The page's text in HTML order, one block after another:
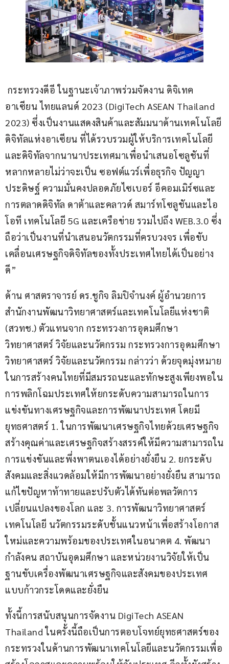
กระทรวงดีอี ในฐานะเจ้าภาพร่วมจัดงาน ดิจิเทค
อาเซียน ไทยแลนด์ 2023 (DigiTech ASEAN Thailand
2023) ซึ่งเป็นงานแสดงสินค้าและสัมมนาด้านเทคโนโลยี
ดิจิทัลแห่งอาเซียน ที่ได้รวบรวมผู้ให้บริการเทคโนโลยี
และดิจิทัลจากนานาประเทศมาเพื่อนำเสนอโซลูชันที่
หลากหลายไม่ว่าจะเป็น ซอฟต์แวร์เพื่อธุรกิจ ปัญญา
ประดิษฐ์ ความมั่นคงปลอดภัยไซเบอร์ อีคอมเมิร์ซและ
การตลาดดิจิทัล ดาต้าและคลาวด์ สมาร์ทโซลูชันและไอ
โอที เทคโนโลยี 5G และเครือข่าย รวมไปถึง WEB.3.0 ซึ่ง
ถือว่าเป็นงานที่นำเสนอนวัตกรรมที่ครบวงจร เพื่อขับ
เคลื่อนเศรษฐกิจดิจิทัลของทั้งประเทศไทยได้เป็นอย่าง
ดี”
ด้าน ศาสตราจารย์ ดร.ชูกิจ ลิมปิจำนงค์ ผู้อำนวยการ
สำนักงานพัฒนาวิทยาศาสตร์และเทคโนโลยีแห่งชาติ
(สวทช.) ตัวแทนจาก กระทรวงการอุดมศึกษา
วิทยาศาสตร์ วิจัยและนวัตกรรม กระทรวงการอุดมศึกษา
วิทยาศาสตร์ วิจัยและนวัตกรรม กล่าวว่า ด้วยจุดมุ่งหมาย
ในการสร้างคนไทยที่มีสมรรถนะและทักษะสูงเพียงพอใน
การพลิกโฉมประเทศให้ยกระดับความสามารถในการ
แข่งขันทางเศรษฐกิจและการพัฒนาประเทศ โดยมี
ยุทธศาสตร์ 1. ในการพัฒนาเศรษฐกิจไทยด้วยเศรษฐกิจ
สร้างคุณค่าและเศรษฐกิจสร้างสรรค์ให้มีความสามารถใน
การแข่งขันและพึ่งพาตนเองได้อย่างยั่งยืน 2. ยกระดับ
สังคมและสิ่งแวดล้อมให้มีการพัฒนาอย่างยั่งยืน สามารถ
แก้ไขปัญหาท้าทายและปรับตัวได้ทันต่อพลวัตการ
เปลี่ยนแปลงของโลก และ 3. การพัฒนาวิทยาศาสตร์
เทคโนโลยี นวัตกรรมระดับชั้นแนวหน้าเพื่อสร้างโอกาส
ใหม่และความพร้อมของประเทศในอนาคต 4. พัฒนา
กำลังคน สถาบันอุดมศึกษา และหน่วยงานวิจัยให้เป็น
ฐานขับเครื่องพัฒนาเศรษฐกิจและสังคมของประเทศ
แบบก้าวกระโดดและยั่งยืน
ทั้งนี้การสนับสนุนการจัดงาน DigiTech ASEAN
Thailand ในครั้งนี้ถือเป็นการตอบโจทย์ยุทธศาสตร์ของ
กระทรวงในด้านการพัฒนาเทคโนโลยีและนวัตกรรมเพื่อ